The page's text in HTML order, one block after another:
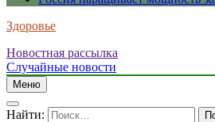
Здоровье
Новостная рассылка
Случайные новости
Меню
Найти: